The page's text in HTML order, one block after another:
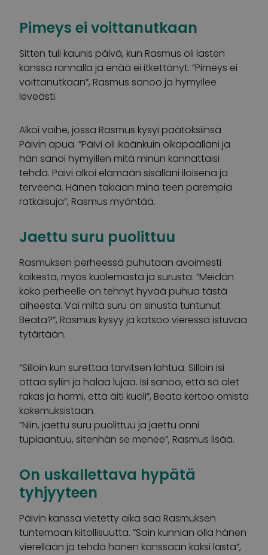
Pimeys ei voittanutkaan
Sitten tuli kaunis päivä, kun Rasmus oli lasten
kanssa rannalla ja enää ei itkettänyt. ”Pimeys ei
voittanutkaan”, Rasmus sanoo ja hymyilee
leveästi.
Alkoi vaihe, jossa Rasmus kysyi päätöksiinsä
Päivin apua. ”Päivi oli ikäänkuin olkapäälläni ja
hän sanoi hymyillen mitä minun kannattaisi
tehdä. Päivi alkoi elämään sisälläni iloisena ja
terveenä. Hänen takiaan minä teen parempia
ratkaisuja”, Rasmus myöntää.
Jaettu suru puolittuu
Rasmuksen perheessä puhutaan avoimesti
kaikesta, myös kuolemasta ja surusta. ”Meidän
koko perheelle on tehnyt hyvää puhua tästä
aiheesta. Vai miltä suru on sinusta tuntunut
Beata?”, Rasmus kysyy ja katsoo vieressä istuvaa
tytärtään.
”Silloin kun surettaa tarvitsen lohtua. Silloin isi
ottaa syliin ja halaa lujaa. Isi sanoo, että sä olet
rakas ja harmi, että äiti kuoli”, Beata kertoo omista
kokemuksistaan.
”Niin, jaettu suru puolittuu ja jaettu onni
tuplaantuu, sitenhän se menee”, Rasmus lisää.
On uskallettava hypätä
tyhjyyteen
Päivin kanssa vietetty aika saa Rasmuksen
tuntemaan kiitollisuutta. ”Sain kunnian olla hänen
vierellään ja tehdä hänen kanssaan kaksi lasta”,